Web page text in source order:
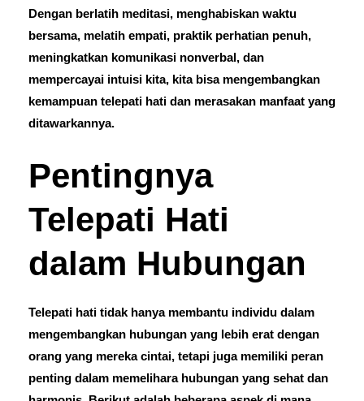
Dengan berlatih meditasi, menghabiskan waktu
bersama, melatih empati, praktik perhatian penuh,
meningkatkan komunikasi nonverbal, dan
mempercayai intuisi kita, kita bisa mengembangkan
kemampuan telepati hati dan merasakan manfaat yang
ditawarkannya.
Pentingnya
Telepati Hati
dalam Hubungan
Telepati hati tidak hanya membantu individu dalam
mengembangkan hubungan yang lebih erat dengan
orang yang mereka cintai, tetapi juga memiliki peran
penting dalam memelihara hubungan yang sehat dan